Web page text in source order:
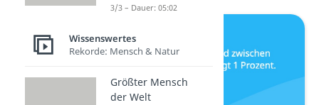
3/3 – Dauer: 05:02
Wissenswertes
Rekorde: Mensch & Natur
Größter Mensch
der Welt